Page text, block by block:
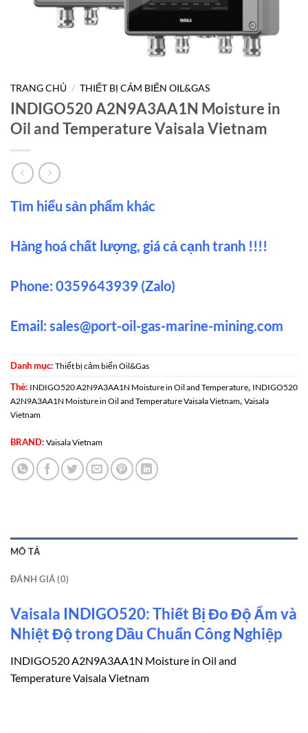
TRANG CHỦ / THIẾT BỊ CẢM BIẾN OIL&GAS
INDIGO520 A2N9A3AA1N Moisture in
Oil and Temperature Vaisala Vietnam
Tìm hiểu sản phẩm khác
Hàng hoá chất lượng, giá cả cạnh tranh !!!!
Phone: 0359643939 (Zalo)
Email: sales@port-oil-gas-marine-mining.com
Danh mục: Thiết bị cảm biến Oil&Gas
Thẻ: INDIGO520 A2N9A3AA1N Moisture in Oil and Temperature, INDIGO520
A2N9A3AA1N Moisture in Oil and Temperature Vaisala Vietnam, Vaisala
Vietnam
BRAND: Vaisala Vietnam
MÔ TẢ
ĐÁNH GIÁ (0)
Vaisala INDIGO520: Thiết Bị Đo Độ Ẩm và
Nhiệt Độ trong Dầu Chuẩn Công Nghiệp
INDIGO520 A2N9A3AA1N Moisture in Oil and
Temperature Vaisala Vietnam